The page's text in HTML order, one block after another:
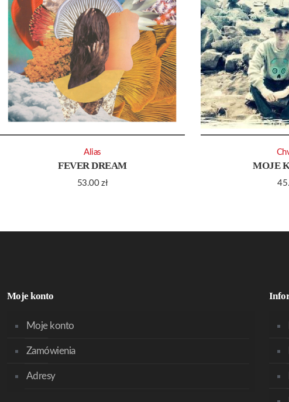
FEVER DREAM
53.00zł
Alias
MOJE
Moje konto
Moje konto
Zamówienia
Adresy